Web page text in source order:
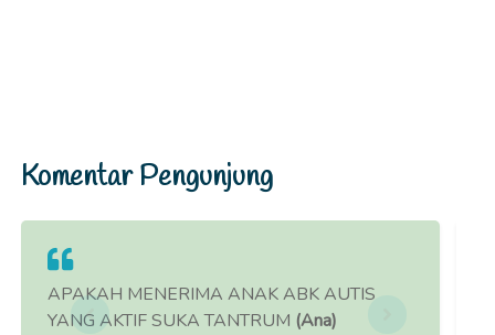
Komentar Pengunjung
APAKAH MENERIMA ANAK ABK AUTIS
YANG AKTIF SUKA TANTRUM (Ana)